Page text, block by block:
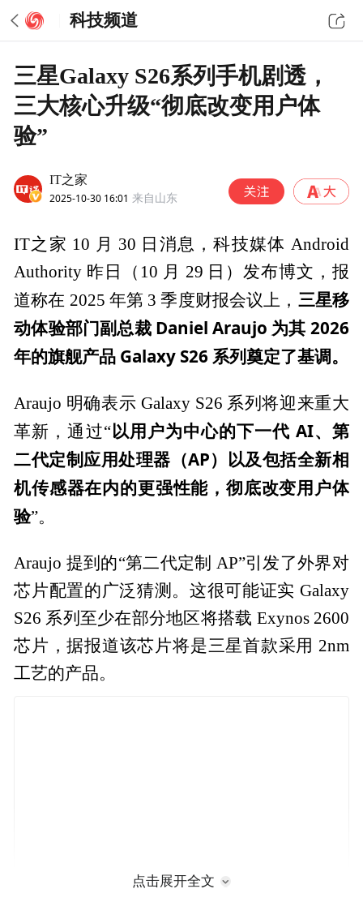
科技频道
三星Galaxy S26系列手机剧透，
三大核心升级“彻底改变用户体
验”
IT之家
2025-10-30 16:01 来自山东
IT之家 10 月 30 日消息，科技媒体 Android
Authority 昨日（10 月 29 日）发布博文，报
道称在 2025 年第 3 季度财报会议上， 三星移
动体验部门副总裁 Daniel Araujo 为其 2026
年的旗舰产品 Galaxy S26 系列奠定了基调。
Araujo 明确表示 Galaxy S26 系列将迎来重大
革新，通过“以用户为中心的下一代 AI、第
二代定制应用处理器（AP）以及包括全新相
机传感器在内的更强性能，彻底改变用户体
验”。
Araujo 提到的“第二代定制 AP”引发了外界对
芯片配置的广泛猜测。这很可能证实 Galaxy
S26 系列至少在部分地区将搭载 Exynos 2600
芯片，据报道该芯片将是三星首款采用 2nm
工艺的产品。
点击展开全文